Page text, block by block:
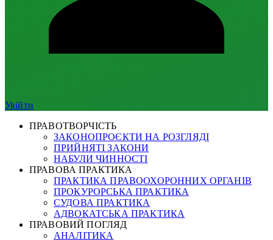
Увійти
ПРАВОТВОРЧІСТЬ
ЗАКОНОПРОЄКТИ НА РОЗГЛЯДІ
ПРИЙНЯТІ ЗАКОНИ
НАБУЛИ ЧИННОСТІ
ПРАВОВА ПРАКТИКА
ПРАКТИКА ПРАВООХОРОННИХ ОРГАНІВ
ПРОКУРОРСЬКА ПРАКТИКА
СУДОВА ПРАКТИКА
АДВОКАТСЬКА ПРАКТИКА
ПРАВОВИЙ ПОГЛЯД
АНАЛІТИКА